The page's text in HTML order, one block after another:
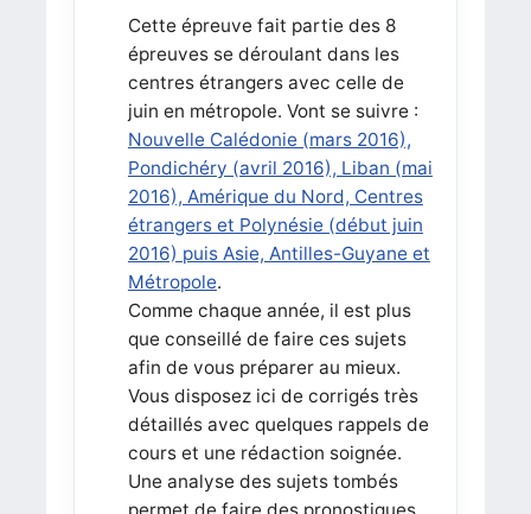
Cette épreuve fait partie des 8
épreuves se déroulant dans les
centres étrangers avec celle de
juin en métropole. Vont se suivre :
Nouvelle Calédonie (mars 2016),
Pondichéry (avril 2016), Liban (mai
2016), Amérique du Nord, Centres
étrangers et Polynésie (début juin
2016) puis Asie, Antilles-Guyane et
Métropole.
Comme chaque année, il est plus
que conseillé de faire ces sujets
afin de vous préparer au mieux.
Vous disposez ici de corrigés très
détaillés avec quelques rappels de
cours et une rédaction soignée.
Une analyse des sujets tombés